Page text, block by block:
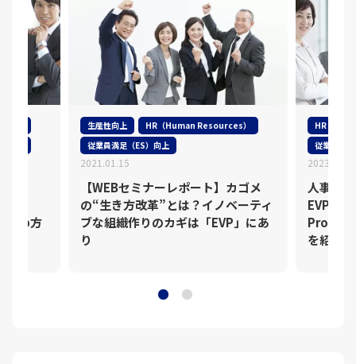
進め方
生産性向上
HR（Human Resources）
従業員満足（ES）向上
2021.01.15
【WEBセミナーレポート】カゴメ
の“生き方改革”とは？イノベーティ
ブな組織作りのカギは「EVP」にあ
り
HR（
従業員満
2023.03.19
人事が
EVP（
を紹介！